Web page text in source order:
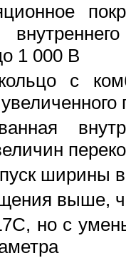
1 000 В
с
ширины
выше,
но с